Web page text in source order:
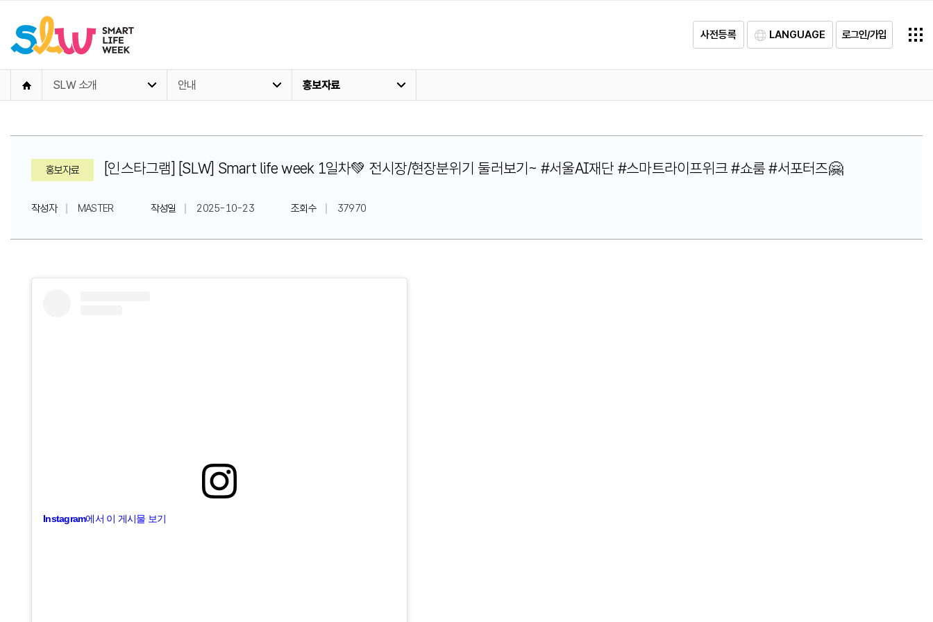
사전등록 LANGUAGE 로그인/가입
SLW 소개 안내 홍보자료
홍보자료 [인스타그램] [SLW] Smart life week 1일차💚 전시장/현장분위기 둘러보기~ #서울AI재단 #스마트라이프위크 #쇼룸 #서포터즈🤗
작성자 MASTER 작성일 2025-10-23 조회수 37970
Instagram에서 이 게시물 보기